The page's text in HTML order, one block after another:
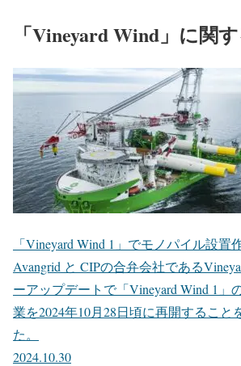
「Vineyard Wind」に関
「Vineyard Wind 1」でモノパイル設置
Avangrid と CIPの合弁会社である
ーアップデートで「Vineyard Wind 1」
業を2024年10月28日頃に再開すること
た。
2024.10.30